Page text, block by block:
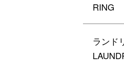
RING
ランド